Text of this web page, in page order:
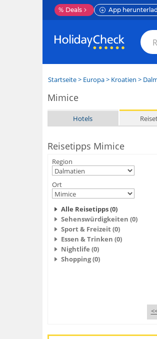
% Deals App
Startseite> Europa> Kroatien >
Mimice
Hotels
Reisetipps Mimice
Region
Ort
Alle Reisetipps (0)
Sehenswürdigkeiten (0)
Sport & Freizeit (0)
Essen & Trinken (0)
Nightlife (0)
Shopping (0)